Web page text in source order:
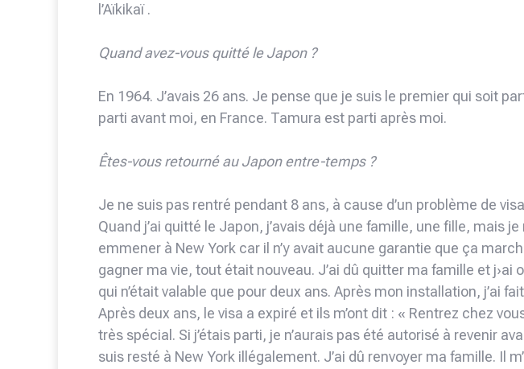
l’Aïkikaï .
Quand avez-vous quitté le Japon ?
En 1964. J’avais 26 ans. Je pense que je suis le premier qui soit
parti avant moi, en France. Tamura est parti après moi.
Êtes-vous retourné au Japon entre-temps ?
Je ne suis pas rentré pendant 8 ans, à cause d’un problème de
Quand j’ai quitté le Japon, j’avais déjà une famille, une fille, mais je
emmener à New York car il n’y avait aucune garantie que ça
gagner ma vie, tout était nouveau. J’ai dû quitter ma famille et j›ai
qui n’était valable que pour deux ans. Après mon installation, j’ai
Après deux ans, le visa a expiré et ils m’ont dit : « Rentrez chez
très spécial. Si j’étais parti, je n’aurais pas été autorisé à revenir
suis resté à New York illégalement. J’ai dû renvoyer ma famille. Il